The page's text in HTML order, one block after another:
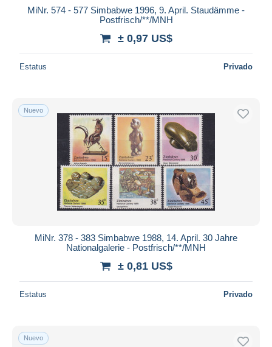
MiNr. 574 - 577 Simbabwe 1996, 9. April. Staudämme -
Postfrisch/**/MNH
± 0,97 US$
Estatus Privado
Nuevo
MiNr. 378 - 383 Simbabwe 1988, 14. April. 30 Jahre
Nationalgalerie - Postfrisch/**/MNH
± 0,81 US$
Estatus Privado
Nuevo